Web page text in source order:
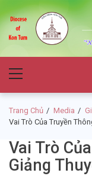
to
navigation
to
content
Menu
Trang Chủ Media
Vai Trò Của Truyền
Vai Trò
Giảng